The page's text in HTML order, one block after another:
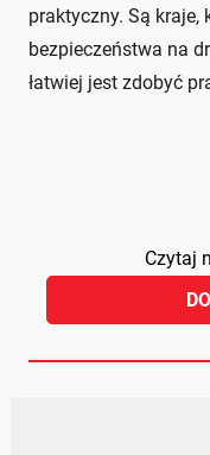
praktyczny. Są
bezpieczeństwa na
łatwiej jest zdobyć
Czytaj